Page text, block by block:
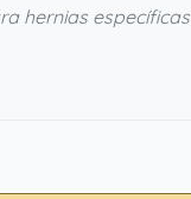
hernias específicas